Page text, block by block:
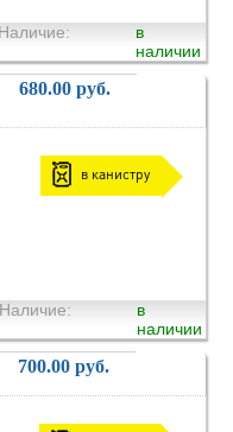
Наличие:
в
наличии
680.00 руб.
в канистру
Наличие:
в
наличии
700.00 руб.